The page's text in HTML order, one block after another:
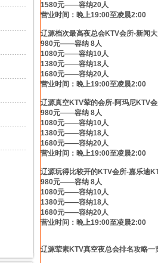
1580元——容纳20人
营业时间：晚上19:00至凌晨2:00
辽源档次最高夜总会KTV会所-新闻
980元——容纳 8人
1080元——容纳10人
1380元——容纳18人
1680元——容纳20人
营业时间：晚上19:00至凌晨2:00
辽源真空KTV荤的会所-阿玛尼KTV
980元——容纳 8人
1080元——容纳10人
1380元——容纳18人
1680元——容纳20人
营业时间：晚上19:00至凌晨2:00
辽源玩得比较开的KTV会所-嘉乐迪
980元——容纳 8人
1080元——容纳10人
1380元——容纳18人
1680元——容纳20人
营业时间：晚上19:00至凌晨2:00
辽源荤素KTV真空夜总会排名攻略